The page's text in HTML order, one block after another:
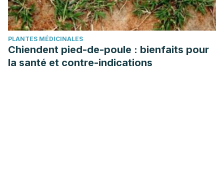
PLANTES MÉDICINALES
Chiendent pied-de-poule : bienfaits pour
la santé et contre-indications